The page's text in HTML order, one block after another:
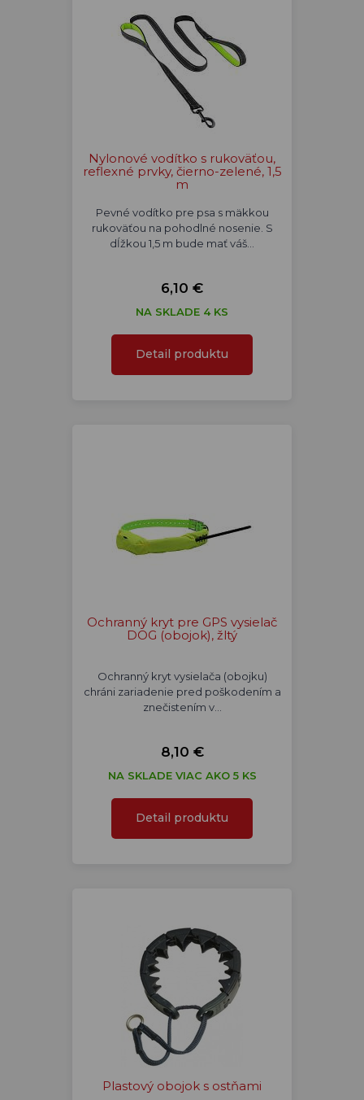
Nylonové vodítko s rukoväťou,
reflexné prvky, čierno-zelené, 1,5
m
Pevné vodítko pre psa s mäkkou
rukoväťou na pohodlné nosenie. S
dĺžkou 1,5 m bude mať váš…
6,10 €
NA SKLADE 4 KS
Detail produktu
Ochranný kryt pre GPS vysielač
DOG (obojok), žltý
Ochranný kryt vysielača (obojku)
chráni zariadenie pred poškodením a
znečistením v…
8,10 €
NA SKLADE VIAC AKO 5 KS
Detail produktu
Plastový obojok s ostňami